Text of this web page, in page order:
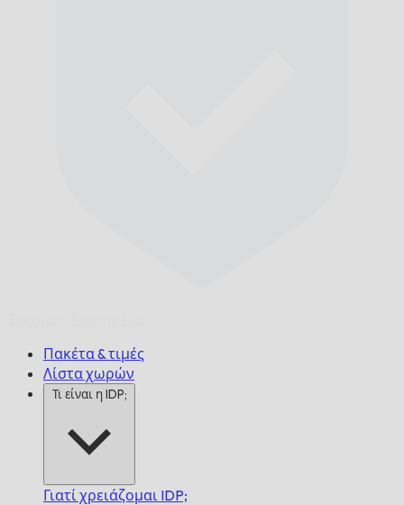
Πακέτα & τιμές
Λίστα χωρών
Τι είναι η IDP;
Γιατί χρειάζομαι IDP;